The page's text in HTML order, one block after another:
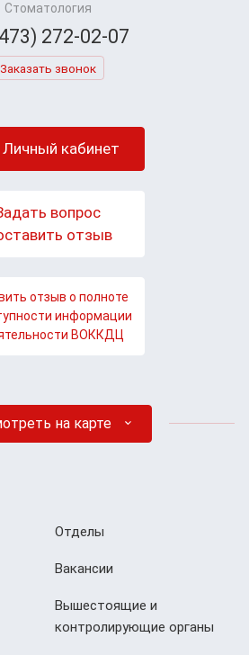
Стоматология
272-02-07
Заказать звонок
Личный кабинет
вопрос
отзыв
отзыв о полноте
информации
ВОККДЦ
на карте
Отделы
Вакансии
Вышестоящие и
контролирующие органы